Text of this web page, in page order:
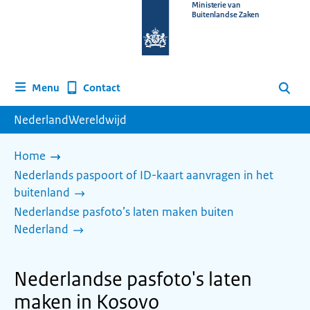
homepage
Ministerie van
Buitenlandse Zaken
Menu Contact Zoeken
NederlandWereldwijd
Home
Nederlands paspoort of ID-kaart aanvragen in het
buitenland
Nederlandse pasfoto’s laten maken buiten
Nederland
Nederlandse pasfoto's laten
maken in Kosovo